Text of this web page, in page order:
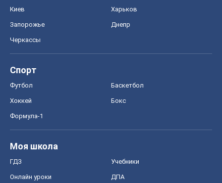
Киев Харьков
Запорожье Днепр
Черкассы
Спорт
Футбол Баскетбол
Хоккей Бокс
Формула-1
Моя школа
ГДЗ Учебники
Онлайн уроки ДПА